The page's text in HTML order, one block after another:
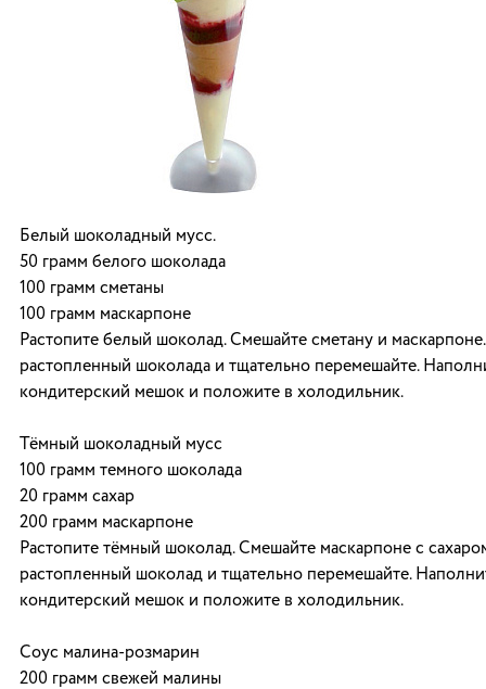
Белый шоколадный мусс.
50 грамм белого шоколада
100 грамм сметаны
100 грамм маскарпоне
Растопите белый шоколад. Смешайте сметану и
растопленный шоколада и тщательно перемешайте.
кондитерский мешок и положите в холодильник.
Тёмный шоколадный мусс
100 грамм темного шоколада
20 грамм сахар
200 грамм маскарпоне
Растопите тёмный шоколад. Смешайте маскарпоне с
растопленный шоколад и тщательно перемешайте.
кондитерский мешок и положите в холодильник.
Соус малина-розмарин
200 грамм свежей малины